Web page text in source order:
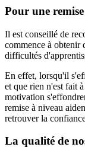
Pour une
Il est conseillé de
commence à obtenir
difficultés
En effet, lorsqu'il
et que rien n'est fait
motivation
remise à niveau
retrouver la
La qualité de